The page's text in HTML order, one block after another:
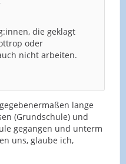
die geklagt
oder
nicht arbeiten.
lange
(Grundschule) und
gegangen und unterm
uns, glaube ich,